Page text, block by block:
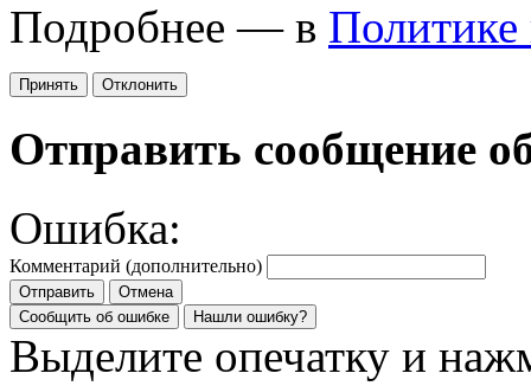
Подробнее — в Политике
Принять Отклонить
Отправить сообщение
Ошибка:
Комментарий (дополнительно)
Отправить
Отмена
Сообщить об ошибке
Нашли ошибку?
Выделите опечатку и